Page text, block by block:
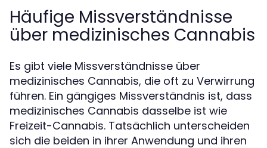
Häufige Missverständnisse
über medizinisches Cannabis
Es gibt viele Missverständnisse über
medizinisches Cannabis, die oft zu Verwirrung
führen. Ein gängiges Missverständnis ist, dass
medizinisches Cannabis dasselbe ist wie
Freizeit-Cannabis. Tatsächlich unterscheiden
sich die beiden in ihrer Anwendung und ihren